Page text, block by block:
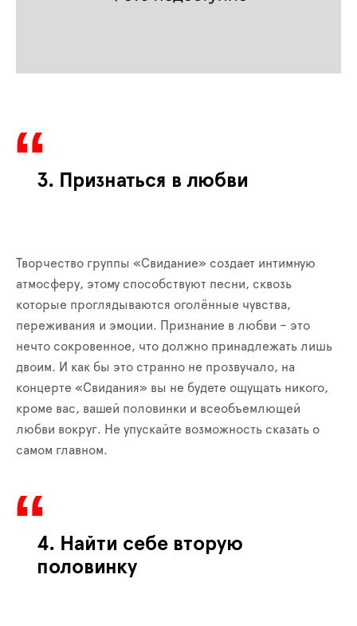
3. Признаться в любви
Творчество группы «Свидание» создает интимную
атмосферу, этому способствуют песни, сквозь
которые проглядываются оголённые чувства,
переживания и эмоции. Признание в любви – это
нечто сокровенное, что должно принадлежать лишь
двоим. И как бы это странно не прозвучало, на
концерте «Свидания» вы не будете ощущать никого,
кроме вас, вашей половинки и всеобъемлющей
любви вокруг. Не упускайте возможность сказать о
самом главном.
4. Найти себе вторую
половинку